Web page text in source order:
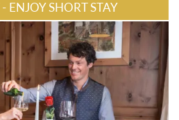
SHORT STAY